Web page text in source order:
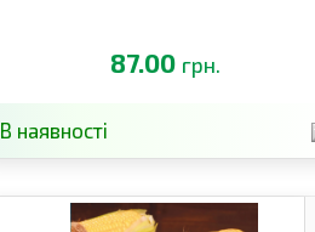
87.00 грн.
В наявності